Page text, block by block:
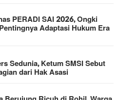
PERADI SAI 2026, Ongki
Adaptasi Hukum Era
Sedunia, Ketum SMSI Sebut
dari Hak Asasi